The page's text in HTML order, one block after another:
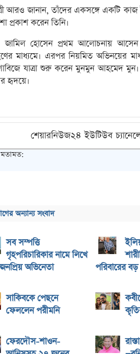
আরও জানান, তাঁদের একসঙ্গে একটি
প্রকাশ করেন তিনি।
জামিল হোসেন প্রথম আলোচনায় আসেন
মাধ্যমে। এরপর নিয়মিত অভিনয়ের
যাত্রা শুরু করেন মুনমুন আহমেদ
হৃদয়ে।
শেয়ারনিউজ২৪ ইউটিউব
অন্যান্য সংবাদ
সব সম্পত্তি
গৃহপরিচারিকার নামে লিখে
অভিনেতা
পরিবারের বড়
সাকিবকে পেছনে
ফেললেন পরীমনি
ফেরদৌস-শাওন-